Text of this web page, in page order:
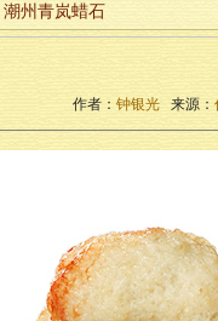
州青岚蜡石
作者： 钟银光来源：